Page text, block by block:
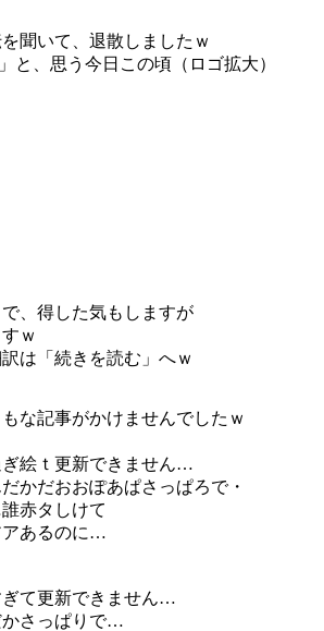
聞いて、退散しましたｗ
と、思う今日この頃（ロゴ拡大）
、得した気もしますが
ｗ
は「続きを読む」へｗ
な記事がかけませんでしたｗ
絵ｔ更新できません…
かだおおぽあぱさっぱろで・
赤タしけて
アあるのに…
て更新できません…
かさっぱりで…